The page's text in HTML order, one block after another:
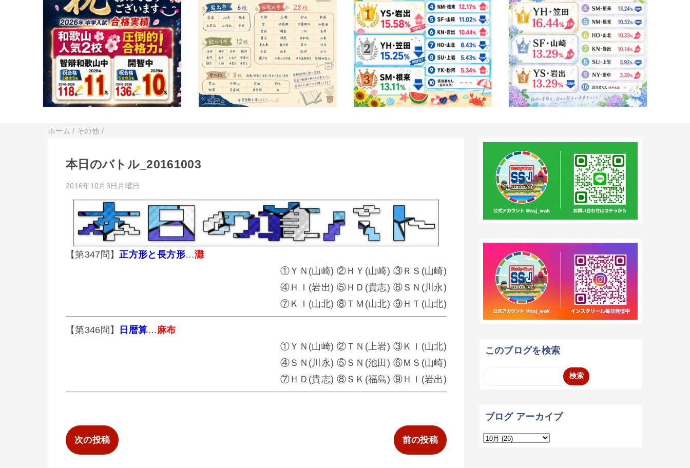
ホーム / その他 /
本日のバトル_20161003
2016年10月3日月曜日
【第347問】 正方形と長方形…灘
①ＹＮ(山崎) ②ＨＹ(山崎) ③ＲＳ(山崎)
④ＨＩ(岩出) ⑤ＨＤ(貴志) ⑥ＳＮ(川永)
⑦ＫＩ(山北) ⑧ＴＭ(山北) ⑨ＨＴ(山北)
【第346問】 日暦算…麻布
①ＹＮ(山崎) ②ＴＮ(上岩) ③ＫＩ(山北)
④ＳＮ(川永) ⑤ＳＮ(池田) ⑥ＭＳ(山崎)
⑦ＨＤ(貴志) ⑧ＳＫ(福島) ⑨ＨＩ(岩出)
次の投稿 前の投稿
このブログを検索
ブログ アーカイブ